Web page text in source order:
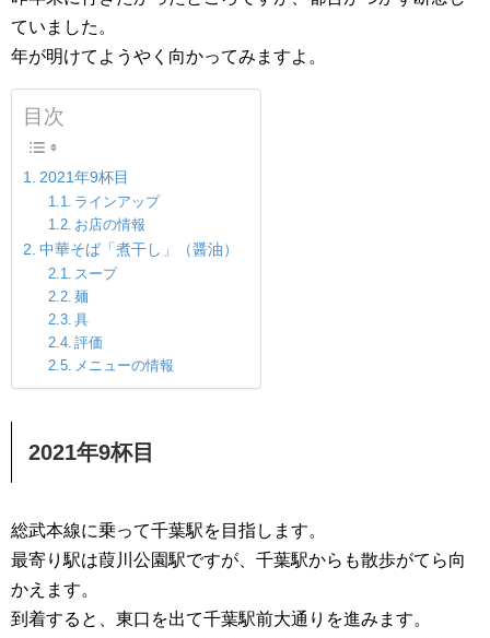
ていました。
年が明けてようやく向かってみますよ。
目次
2021年9杯目
ラインアップ
お店の情報
中華そば「煮干し」（醤油）
スープ
麺
具
評価
メニューの情報
2021年9杯目
総武本線に乗って千葉駅を目指します。
最寄り駅は葭川公園駅ですが、千葉駅からも散歩がてら向
かえます。
到着すると、東口を出て千葉駅前大通りを進みます。